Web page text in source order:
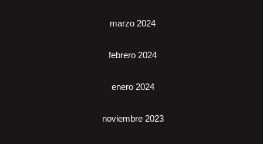
marzo 2024
febrero 2024
enero 2024
noviembre 2023